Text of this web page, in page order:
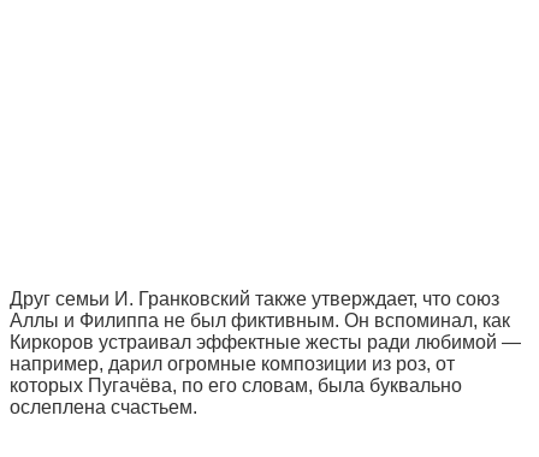
Друг семьи И. Гранковский также утверждает, что союз
Аллы и Филиппа не был фиктивным. Он вспоминал, как
Киркоров устраивал эффектные жесты ради любимой —
например, дарил огромные композиции из роз, от
которых Пугачёва, по его словам, была буквально
ослеплена счастьем.